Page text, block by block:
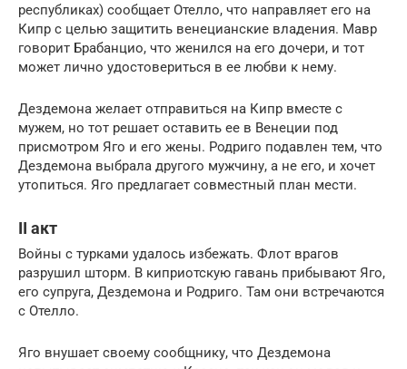
республиках) сообщает Отелло, что направляет его на
Кипр с целью защитить венецианские владения. Мавр
говорит Брабанцио, что женился на его дочери, и тот
может лично удостовериться в ее любви к нему.
Дездемона желает отправиться на Кипр вместе с
мужем, но тот решает оставить ее в Венеции под
присмотром Яго и его жены. Родриго подавлен тем, что
Дездемона выбрала другого мужчину, а не его, и хочет
утопиться. Яго предлагает совместный план мести.
II акт
Войны с турками удалось избежать. Флот врагов
разрушил шторм. В киприотскую гавань прибывают Яго,
его супруга, Дездемона и Родриго. Там они встречаются
с Отелло.
Яго внушает своему сообщнику, что Дездемона